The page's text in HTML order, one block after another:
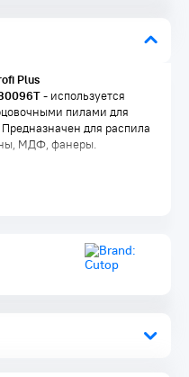
Plus
- используется
пилами для
для распила
МДФ, фанеры.
теплоотводу.
ровный, а диск не
Материал:
зубья